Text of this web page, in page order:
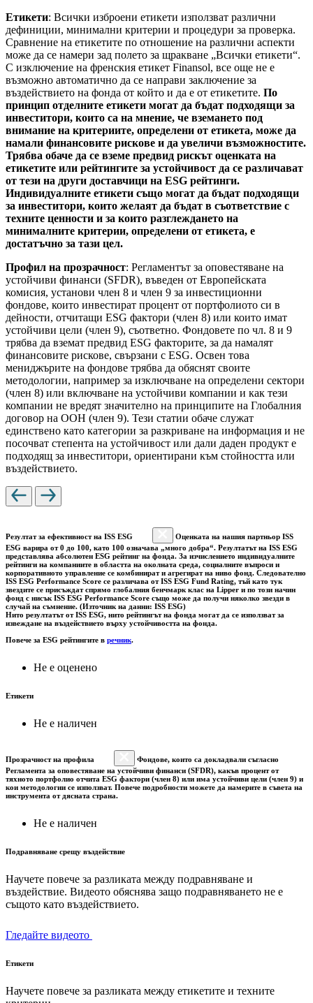
Етикети: Всички изброени етикети използват различни
дефиниции, минимални критерии и процедури за проверка.
Сравнение на етикетите по отношение на различни аспекти
може да се намери зад полето за щракване „Всички етикети“.
С изключение на френския етикет Finansol, все още не е
възможно автоматично да се направи заключение за
въздействието на фонда от който и да е от етикетите. По
принцип отделните етикети могат да бъдат подходящи за
инвеститори, които са на мнение, че вземането под
внимание на критериите, определени от етикета, може да
намали финансовите рискове и да увеличи възможностите.
Трябва обаче да се вземе предвид рискът оценката на
етикетите или рейтингите за устойчивост да се различават
от тези на други доставчици на ESG рейтинги.
Индивидуалните етикети също могат да бъдат подходящи
за инвеститори, които желаят да бъдат в съответствие с
техните ценности и за които разглеждането на
минималните критерии, определени от етикета, е
достатъчно за тази цел.
Профил на прозрачност: Регламентът за оповестяване на
устойчиви финанси (SFDR), въведен от Европейската
комисия, установи член 8 и член 9 за инвестиционни
фондове, които инвестират процент от портфолиото си в
дейности, отчитащи ESG фактори (член 8) или които имат
устойчиви цели (член 9), съответно. Фондовете по чл. 8 и 9
трябва да вземат предвид ESG факторите, за да намалят
финансовите рискове, свързани с ESG. Освен това
мениджърите на фондове трябва да обяснят своите
методологии, например за изключване на определени сектори
(член 8) или включване на устойчиви компании и как тези
компании не вредят значително на принципите на Глобалния
договор на ООН (член 9). Тези статии обаче служат
единствено като категории за разкриване на информация и не
посочват степента на устойчивост или дали даден продукт е
подходящ за инвеститори, ориентирани към стойността или
въздействието.
Резултат за ефективност на ISS ESG
Оценката на нашия партньор ISS
ESG варира от 0 до 100, като 100 означава „много добра“. Резултатът на ISS ESG
представлява абсолютен ESG рейтинг на фонда. За изчислението индивидуалните
рейтинги на компаниите в областта на околната среда, социалните въпроси и
корпоративното управление се комбинират и агрегират на ниво фонд. Следователно
ISS ESG Performance Score се различава от ISS ESG Fund Rating, тъй като тук
звездите се присъждат спрямо глобалния бенчмарк клас на Lipper и по този начин
фонд с нисък ISS ESG Performance Score също може да получи няколко звезди в
случай на съмнение. (Източник на данни: ISS ESG)
Нито резултатът от ISS ESG, нито рейтингът на фонда могат да се използват за
извеждане на въздействието върху устойчивостта на фонда.
Повече за ESG рейтингите в речник.
Не е оценено
Етикети
Не е наличен
Прозрачност на профила
Фондове, които са докладвали съгласно
Регламента за оповестяване на устойчиви финанси (SFDR), какъв процент от
тяхното портфолио отчита ESG фактори (член 8) или има устойчиви цели (член 9) и
кои методологии се използват. Повече подробности можете да намерите в съвета на
инструмента от дясната страна.
Не е наличен
Подравняване срещу въздействие
Научете повече за разликата между подравняване и
въздействие. Видеото обяснява защо подравняването не е
същото като въздействието.
Гледайте видеото
Етикети
Научете повече за разликата между етикетите и техните